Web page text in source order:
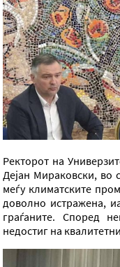
Ректорот на
Дејан Мираковски, во
меѓу климатските
доволно истражена,
граѓаните. Според
недостиг на